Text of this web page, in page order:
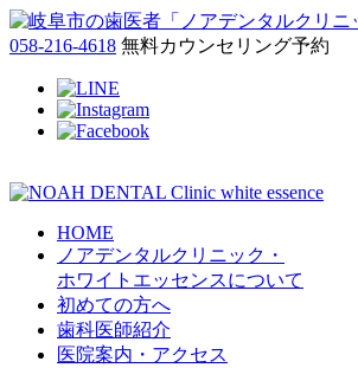
058-216-4618 無料カウンセリング予約
HOME
ノアデンタルクリニック・
ホワイトエッセンスについて
初めての方へ
歯科医師紹介
医院案内・アクセス